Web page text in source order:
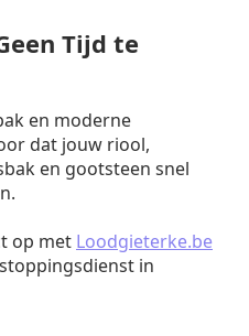
Tijd te
en moderne
dat jouw riool,
en gootsteen snel
op met Loodgieterke.be
in